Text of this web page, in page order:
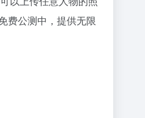
费公测中，提供无限